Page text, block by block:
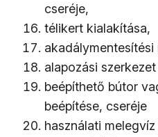
cseréje,
télikert kialakítása,
akadálymentesítési
alapozási
beépíthető bútor
beépítése, cseréje
használati